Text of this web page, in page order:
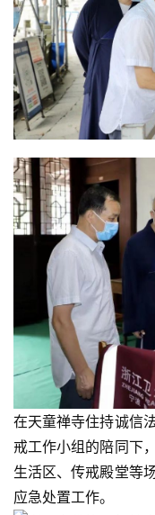
在天童禅寺住持诚信
戒工作小组的陪同下
生活区、传戒殿堂等
应急处置工作。